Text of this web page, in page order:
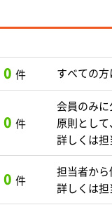
0 件 すべての方
0 件
会員のみに
原則とし
詳しくは担
0 件
担当者から
詳しくは担